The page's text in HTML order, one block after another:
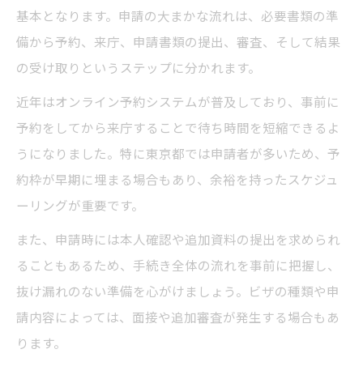
基本となります。申請の大まかな流れは、必要書類の準
備から予約、来庁、申請書類の提出、審査、そして結果
の受け取りというステップに分かれます。
近年はオンライン予約システムが普及しており、事前に
予約をしてから来庁することで待ち時間を短縮できるよ
うになりました。特に東京都では申請者が多いため、予
約枠が早期に埋まる場合もあり、余裕を持ったスケジュ
ーリングが重要です。
また、申請時には本人確認や追加資料の提出を求められ
ることもあるため、手続き全体の流れを事前に把握し、
抜け漏れのない準備を心がけましょう。ビザの種類や申
請内容によっては、面接や追加審査が発生する場合もあ
ります。